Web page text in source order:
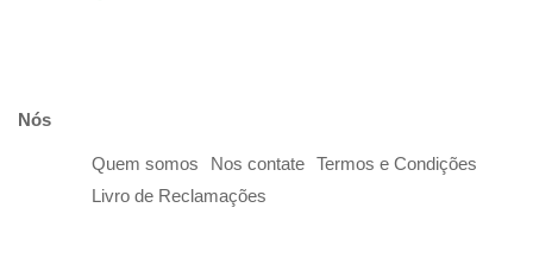
Nós
Quem somos Nos contate
Termos e Condições
Livro de Reclamações